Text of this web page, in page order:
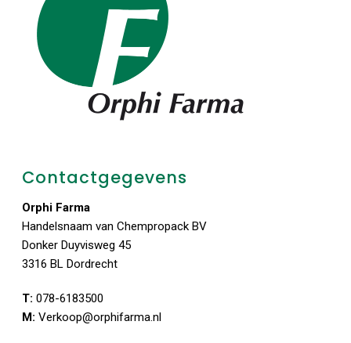
Contactgegevens
Orphi Farma
Handelsnaam van Chempropack BV
Donker Duyvisweg 45
3316 BL Dordrecht
T: 078-6183500
M: Verkoop@orphifarma.nl